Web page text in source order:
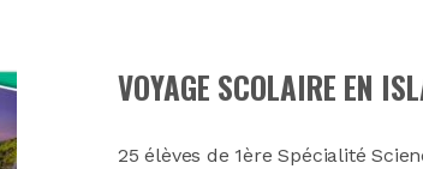
VOYAGE SCOLAIRE EN
25 élèves de 1ère Spécialité